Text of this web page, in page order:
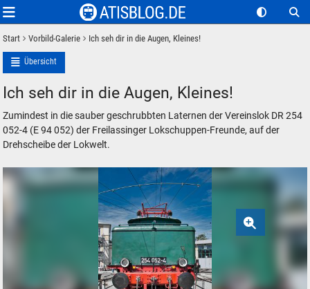
Start Vorbild-Galerie Ich seh dir in die Augen, Kleines!
Übersicht
Ich seh dir in die Augen, Kleines!
Zumindest in die sauber geschrubbten Laternen der Vereinslok DR 254
052-4 (E 94 052) der Freilassinger Lokschuppen-Freunde, auf der
Drehscheibe der Lokwelt.